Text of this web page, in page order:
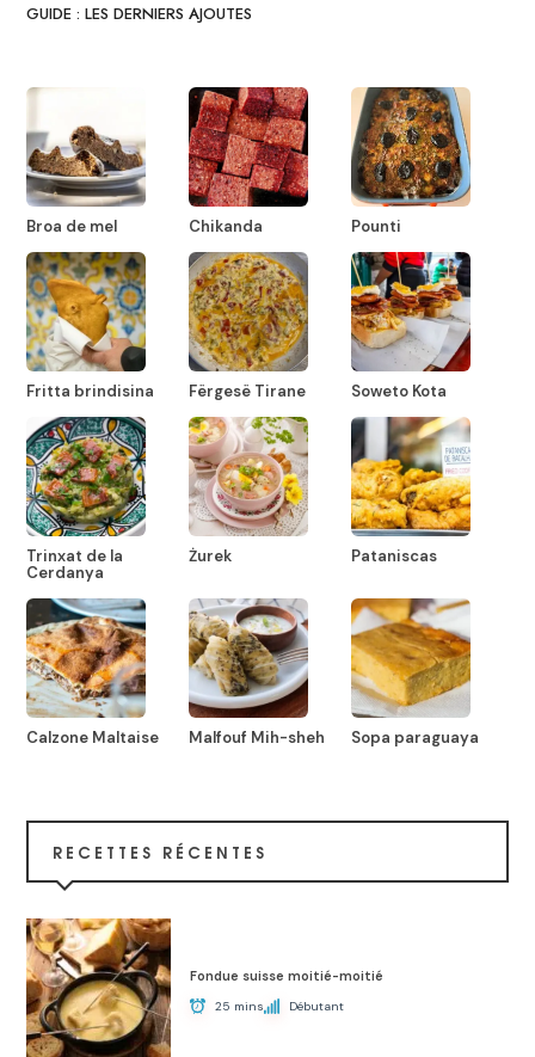
GUIDE : LES DERNIERS AJOUTES
Broa de mel Chikanda Pounti
Fritta brindisina Fërgesë Tirane Soweto Kota
Trinxat de la
Cerdanya
Żurek Pataniscas
Calzone Maltaise Malfouf Mih-sheh Sopa paraguaya
RECETTES RÉCENTES
Fondue suisse moitié-moitié
25 mins Débutant